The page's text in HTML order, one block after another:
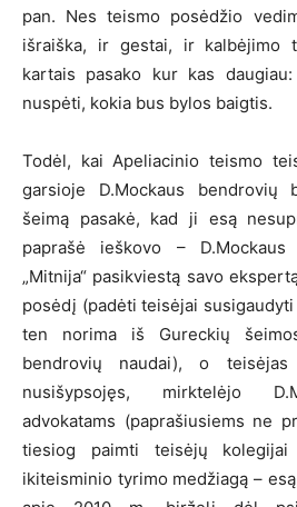
pan. Nes teismo posėdžio
išraiška, ir gestai, ir kalbėjimo
kartais pasako kur kas
nuspėti, kokia bus bylos baigtis.
Todėl, kai Apeliacinio teismo
garsioje D.Mockaus bendrovių
šeimą pasakė, kad ji esą
paprašė ieškovo – D.Mockaus
„Mitnija“ pasikviestą savo
posėdį (padėti teisėjai
ten norima iš Gureckių
bendrovių naudai), o teisėjas
nusišypsojęs, mirktelėjo
advokatams (paprašiusiems ne
tiesiog paimti teisėjų kolegijai
ikiteisminio tyrimo medžiagą –